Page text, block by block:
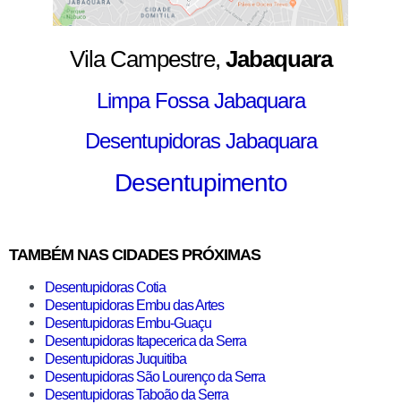
Vila Campestre, Jabaquara
Limpa Fossa Jabaquara
Desentupidoras Jabaquara
Desentupimento
TAMBÉM NAS CIDADES PRÓXIMAS
Desentupidoras Cotia
Desentupidoras Embu das Artes
Desentupidoras Embu-Guaçu
Desentupidoras Itapecerica da Serra
Desentupidoras Juquitiba
Desentupidoras São Lourenço da Serra
Desentupidoras Taboão da Serra